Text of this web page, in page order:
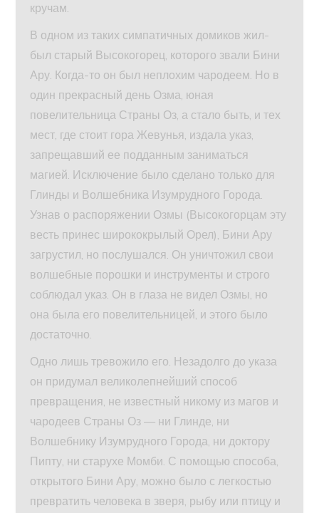
кручам.
В одном из таких симпатичных домиков жил-
был старый Высокогорец, которого звали Бини
Ару. Когда-то он был неплохим чародеем. Но в
один прекрасный день Озма, юная
повелительница Страны Оз, а стало быть, и тех
мест, где стоит гора Жевунья, издала указ,
запрещавший ее подданным заниматься
магией. Исключение было сделано только для
Глинды и Волшебника Изумрудного Города.
Узнав о распоряжении Озмы (Высокогорцам эту
весть принес ширококрылый Орел), Бини Ару
загрустил, но послушался. Он уничтожил свои
волшебные порошки и инструменты и строго
соблюдал указ. Он в глаза не видел Озмы, но
она была его повелительницей, и этого было
достаточно.
Одно лишь тревожило его. Незадолго до указа
он придумал великолепнейший способ
превращения, не известный никому из магов и
чародеев Страны Оз — ни Глинде, ни
Волшебнику Изумрудного Города, ни доктору
Пипту, ни старухе Момби. С помощью способа,
открытого Бини Ару, можно было с легкостью
превратить человека в зверя, рыбу или птицу и